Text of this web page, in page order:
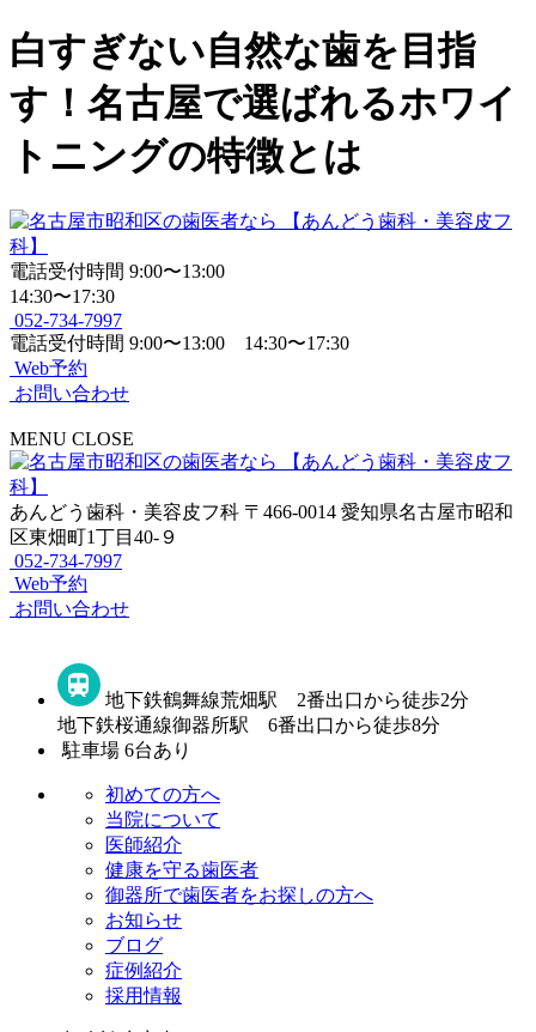
白すぎない自然な歯を目指
す！名古屋で選ばれるホワイ
トニングの特徴とは
電話受付時間 9:00〜13:00
14:30〜17:30
052-734-7997
電話受付時間 9:00〜13:00 14:30〜17:30
Web予約
お問い合わせ
MENU CLOSE
あんどう歯科・美容皮フ科 〒466-0014 愛知県名古屋市昭和
区東畑町1丁目40-９
052-734-7997
Web予約
お問い合わせ
地下鉄鶴舞線荒畑駅 2番出口から徒歩2分
地下鉄桜通線御器所駅 6番出口から徒歩8分
駐車場 6台あり
初めての方へ
当院について
医師紹介
健康を守る歯医者
御器所で歯医者をお探しの方へ
お知らせ
ブログ
症例紹介
採用情報